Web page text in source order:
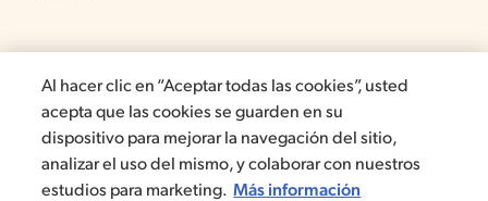
Al hacer clic en “Aceptar todas las cookies”, usted
acepta que las cookies se guarden en su
dispositivo para mejorar la navegación del sitio,
analizar el uso del mismo, y colaborar con nuestros
estudios para marketing. Más información